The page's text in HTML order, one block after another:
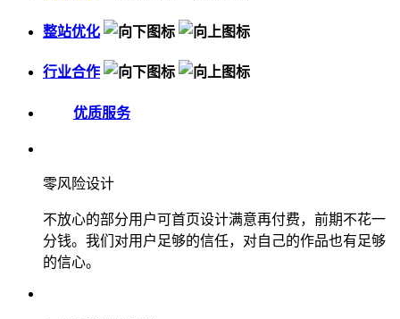
整站优化
行业合作
优质服务
零风险设计
不放心的部分用户可首页设计满意再付费，前期不花一
分钱。我们对用户足够的信任，对自己的作品也有足够
的信心。